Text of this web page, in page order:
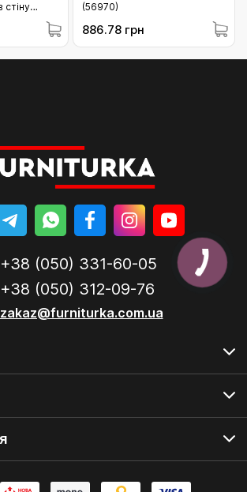
стіну
AT= 37-
(56970)
886.78 грн
+38 (050) 331-60-05
+38 (050) 312-09-76
zakaz@furniturka.com.ua